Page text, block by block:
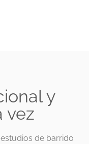
y
vez
de barrido